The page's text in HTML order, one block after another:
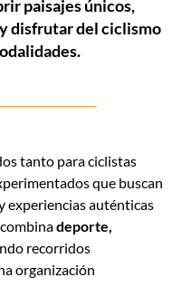
paisajes únicos,
disfrutar del ciclismo
tanto para ciclistas
que buscan
experiencias auténticas
deporte,
recorridos
organización